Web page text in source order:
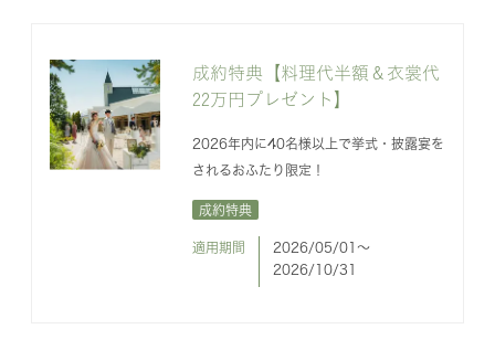
成約特典【料理代半額＆衣裳代
22万円プレゼント】
2026年内に40名様以上で挙式・披露宴を
されるおふたり限定！
成約特典
適用期間
2026/05/01〜
2026/10/31